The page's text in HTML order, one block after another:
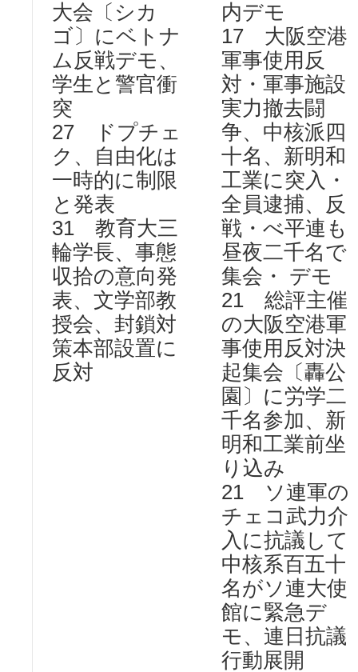
大会〔シカ
ゴ〕にベトナ
ム反戦デモ、
学生と警官衝
突
27 ドプチェ
ク、自由化は
一時的に制限
と発表
31 教育大三
輪学長、事態
収拾の意向発
表、文学部教
授会、封鎖対
策本部設置に
反対
内デモ
17 大阪空港
軍事使用反
対・軍事施設
実力撤去闘
争、中核派四
十名、新明和
工業に突入・
全員逮捕、反
戦・べ平連も
昼夜二千名で
集会・ デモ
21 総評主催
の大阪空港軍
事使用反対決
起集会〔轟公
園〕に労学二
千名参加、新
明和工業前坐
り込み
21 ソ連軍の
チェコ武力介
入に抗議して
中核系百五十
名がソ連大使
館に緊急デ
モ、連日抗議
行動展開